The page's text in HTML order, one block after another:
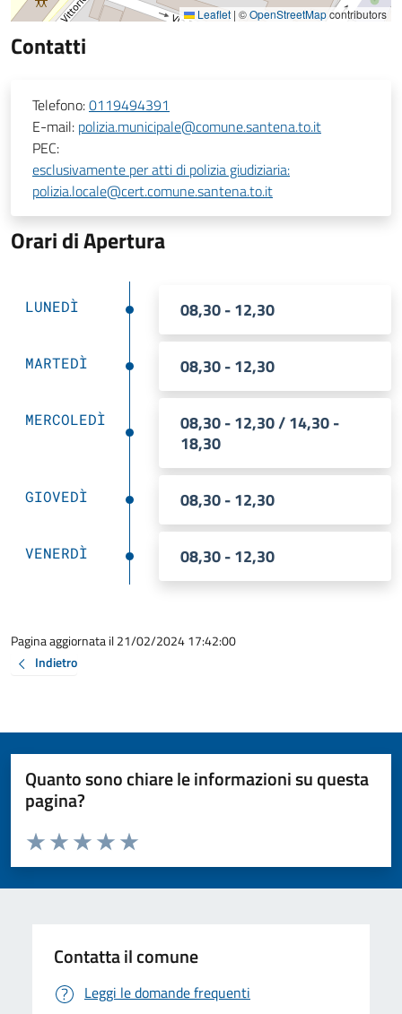
Leaflet | ©OpenStreetMapcontributors
Contatti
Telefono:0119494391
E-mail: polizia.municipale@comune.santena.to.it
PEC:
esclusivamente per atti di polizia giudiziaria:
polizia.locale@cert.comune.santena.to.it
Orari di Apertura
LUNEDÌ 08,30 - 12,30
MARTEDÌ 08,30 - 12,30
MERCOLEDÌ
08,30 - 12,30 / 14,30 -
18,30
GIOVEDÌ 08,30 - 12,30
VENERDÌ 08,30 - 12,30
Pagina aggiornata il 21/02/2024 17:42:00
Indietro
Quanto sono chiare le informazioni su questa
pagina?
Valuta da 1 a 5 stelle la pagina
Valuta 5 stelle su 5
Valuta 4 stelle su 5
Valuta 3 stelle su 5
Valuta 2 stelle su 5
Valuta 1 stelle su 5
Contatta il comune
Leggi le domande frequenti